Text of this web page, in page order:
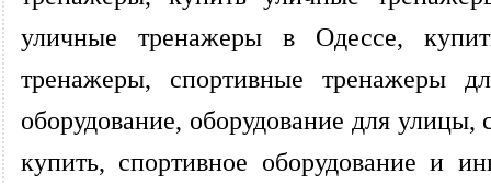
уличные тренажеры в Одессе,
тренажеры, спортивные тренажеры
оборудование, оборудование для улицы,
купить, спортивное оборудование и